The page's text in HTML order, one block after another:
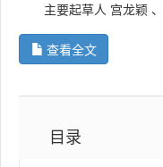
主要起草人 宫龙颖 、
查看全文
目录